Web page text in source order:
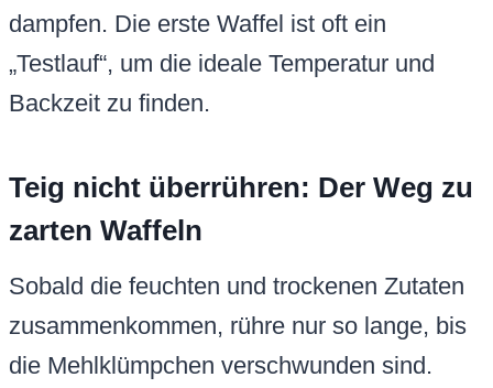
dampfen. Die erste Waffel ist oft ein
„Testlauf“, um die ideale Temperatur und
Backzeit zu finden.
Teig nicht überrühren: Der Weg zu
zarten Waffeln
Sobald die feuchten und trockenen Zutaten
zusammenkommen, rühre nur so lange, bis
die Mehlklümpchen verschwunden sind.